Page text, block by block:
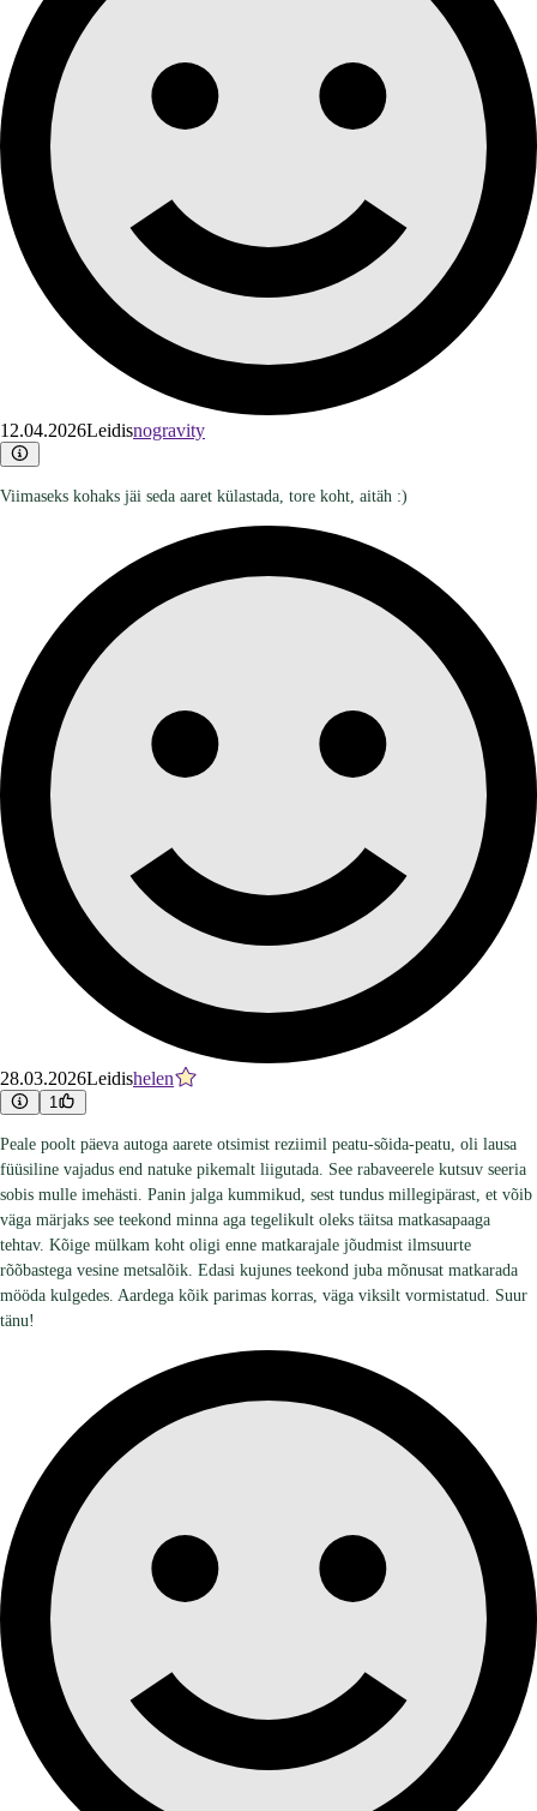
12.04.2026Leidisnogravity
Viimaseks kohaks jäi seda aaret külastada, tore koht, aitäh :)
28.03.2026Leidishelen
1
Peale poolt päeva autoga aarete otsimist reziimil peatu-sõida-peatu, oli lausa
füüsiline vajadus end natuke pikemalt liigutada. See rabaveerele kutsuv seeria
sobis mulle imehästi. Panin jalga kummikud, sest tundus millegipärast, et võib
väga märjaks see teekond minna aga tegelikult oleks täitsa matkasapaaga
tehtav. Kõige mülkam koht oligi enne matkarajale jõudmist ilmsuurte
rõõbastega vesine metsalõik. Edasi kujunes teekond juba mõnusat matkarada
mööda kulgedes. Aardega kõik parimas korras, väga viksilt vormistatud. Suur
tänu!